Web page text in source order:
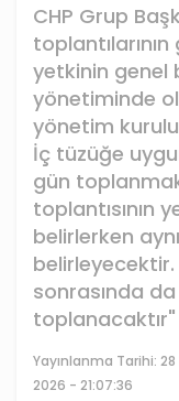
CHP Grup
yetkinin genel
yönetiminde
yönetim
İç tüzüğe
gün
toplantısının
belirlerken
belirleyecektir.
sonrasında
Yayınlanma Tarihi: 28
2026 - 21:07:36